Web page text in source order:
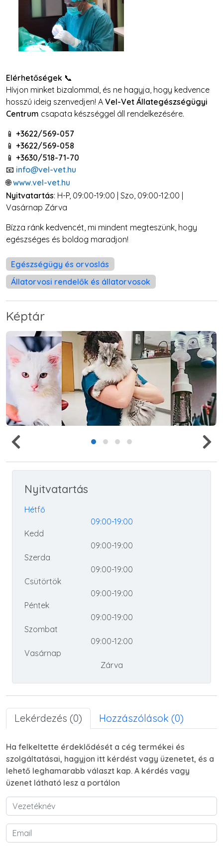
Elérhetőségek 📞
Hívjon minket bizalommal, és ne hagyja, hogy kedvence
hosszú ideig szenvedjen! A Vel-Vet Állategészségügyi
Centrum csapata készséggel áll rendelkezésére.
📱 +3622/569-057
📱 +3622/569-058
📱 +3630/518-71-70
📧 info@vel-vet.hu
🌐www.vel-vet.hu
Nyitvatartás: H-P, 09:00-19:00 | Szo, 09:00-12:00 |
Vasárnap Zárva
Bízza ránk kedvencét, mi mindent megteszünk, hogy
egészséges és boldog maradjon!
Egészségügy és orvoslás
Állatorvosi rendelők és állatorvosok
Képtár
Nyitvatartás
Hétfő
09:00-19:00
Kedd
09:00-19:00
Szerda
09:00-19:00
Csütörtök
09:00-19:00
Péntek
09:00-19:00
Szombat
09:00-12:00
Vasárnap
Zárva
Lekérdezés (0) Hozzászólások (0)
Ha felkeltette érdeklődését a cég termékei és
szolgáltatásai, hagyjon itt kérdést vagy üzenetet, és a
lehető leghamarabb választ kap. A kérdés vagy
üzenet látható lesz a portálon